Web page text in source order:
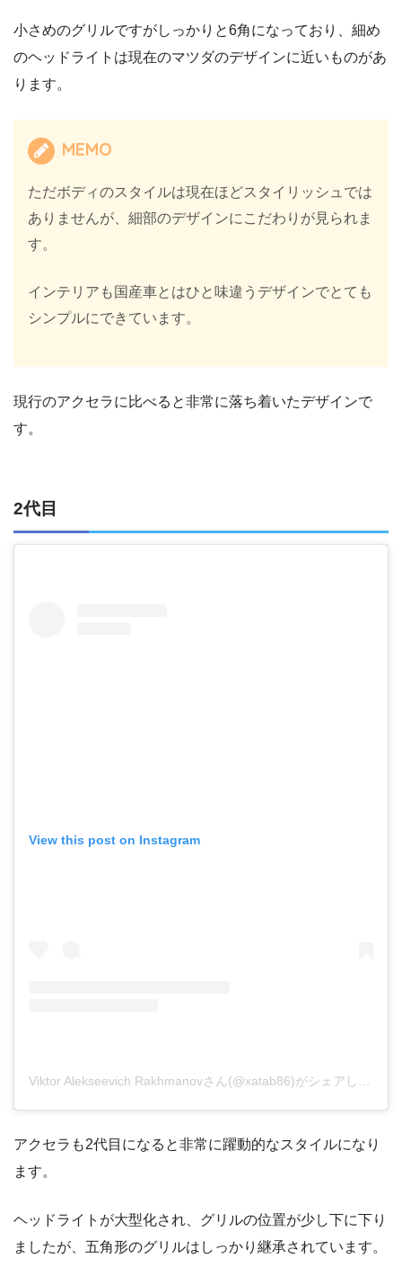
小さめのグリルですがしっかりと6角になっており、細め
のヘッドライトは現在のマツダのデザインに近いものがあ
ります。
MEMO
ただボディのスタイルは現在ほどスタイリッシュでは
ありませんが、細部のデザインにこだわりが見られま
す。
インテリアも国産車とはひと味違うデザインでとても
シンプルにできています。
現行のアクセラに比べると非常に落ち着いたデザインで
す。
2代目
View this post on Instagram
アクセラも2代目になると非常に躍動的なスタイルになり
ます。
ヘッドライトが大型化され、グリルの位置が少し下に下り
ましたが、五角形のグリルはしっかり継承されています。